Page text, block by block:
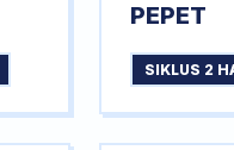
PEPET
SIKLUS 2